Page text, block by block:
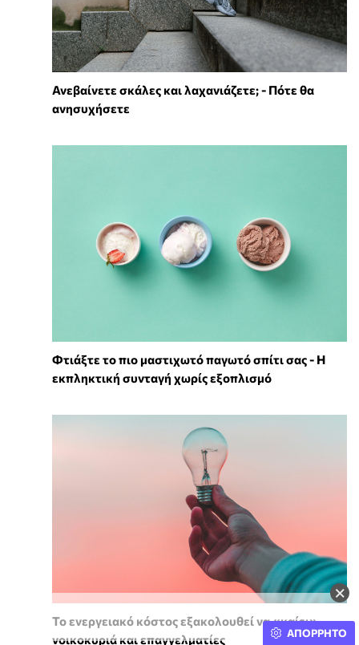
×
Ανεβαίνετε σκάλες και λαχανιάζετε; - Πότε θα
ανησυχήσετε
Φτιάξτε το πιο μαστιχωτό παγωτό σπίτι σας - Η
εκπληκτική συνταγή χωρίς εξοπλισμό
Το ενεργειακό κόστος εξακολουθεί να «καίει»
νοικοκυριά και επαγγελματίες
ΑΠΟΡΡΗΤΟ